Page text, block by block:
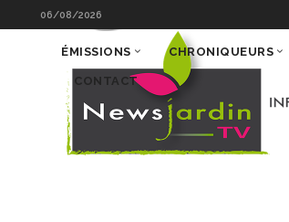
06/08/2026
ÉMISSIONS CHRONIQUEURS
CONTACT